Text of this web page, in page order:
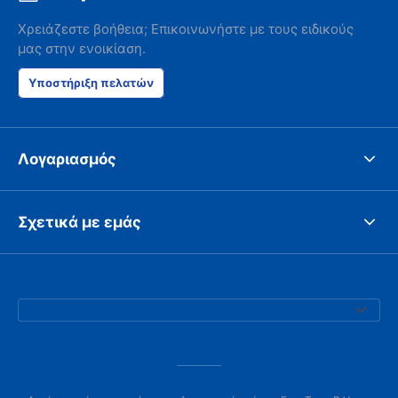
Χρειάζεστε βοήθεια; Επικοινωνήστε με τους ειδικούς
μας στην ενοικίαση.
Υποστήριξη πελατών
Λογαριασμός
Σχετικά με εμάς